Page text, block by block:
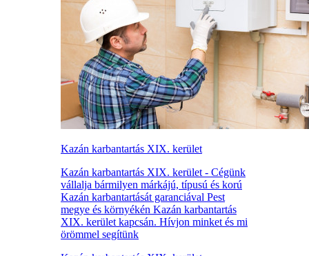
Kazán karbantartás XIX. kerület
Kazán karbantartás XIX. kerület - Cégünk
vállalja bármilyen márkájú, típusú és korú
Kazán karbantartását garanciával Pest
megye és környékén Kazán karbantartás
XIX. kerület kapcsán. Hívjon minket és mi
örömmel segítünk